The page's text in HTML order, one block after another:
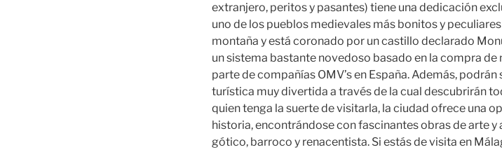
extranjero, peritos y pasantes) tiene una dedicación
uno de los pueblos medievales más bonitos y
montaña y está coronado por un castillo declarado
un sistema bastante novedoso basado en la compra
parte de compañías OMV’s en España. Además,
turística muy divertida a través de la cual descubrirán
quien tenga la suerte de visitarla, la ciudad ofrece una
historia, encontrándose con fascinantes obras de arte
gótico, barroco y renacentista. Si estás de visita en